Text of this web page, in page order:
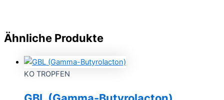
Ähnliche Produkte
KO TROPFEN